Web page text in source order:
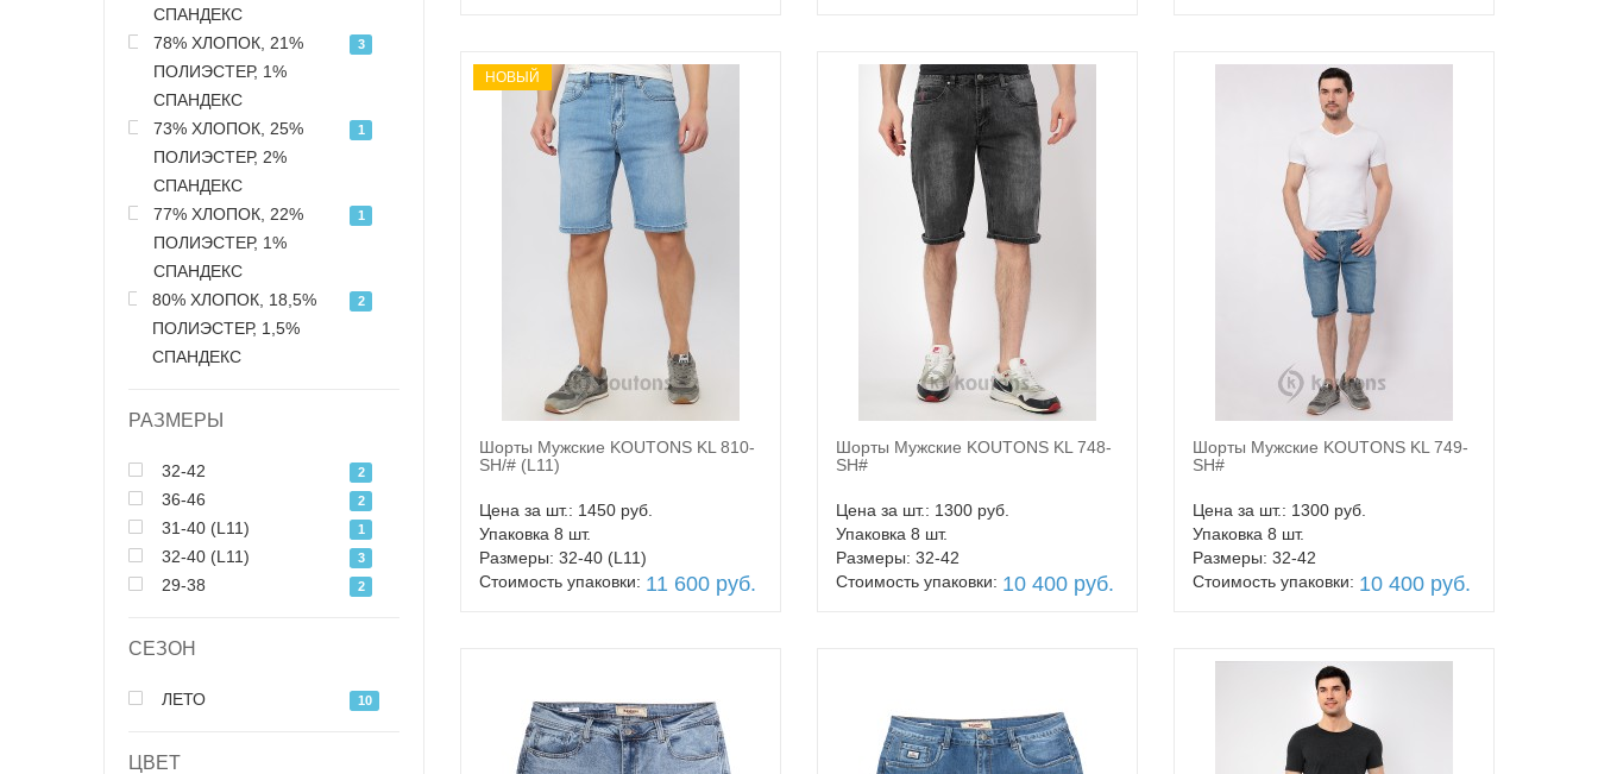
СПАНДЕКС
78% ХЛОПОК, 21%
ПОЛИЭСТЕР, 1%
СПАНДЕКС
3
73% ХЛОПОК, 25%
ПОЛИЭСТЕР, 2%
СПАНДЕКС
1
77% ХЛОПОК, 22%
ПОЛИЭСТЕР, 1%
СПАНДЕКС
1
80% ХЛОПОК, 18,5%
ПОЛИЭСТЕР, 1,5%
СПАНДЕКС
2
РАЗМЕРЫ
32-42 2
36-46 2
31-40 (L11) 1
32-40 (L11) 3
29-38 2
СЕЗОН
ЛЕТО 10
ЦВЕТ
В корзину
НОВЫЙ
Шорты Мужские KOUTONS KL 810-
SH/# (L11)
Цена за шт.: 1450 руб.
Упаковка 8 шт.
Размеры: 32-40 (L11)
Стоимость упаковки: 11 600 руб.
В корзину
Шорты Мужские KOUTONS KL 748-
SH#
Цена за шт.: 1300 руб.
Упаковка 8 шт.
Размеры: 32-42
Стоимость упаковки: 10 400 руб.
В корзину
Шорты Мужские KOUTONS KL 749-
SH#
Цена за шт.: 1300 руб.
Упаковка 8 шт.
Размеры: 32-42
Стоимость упаковки: 10 400 руб.